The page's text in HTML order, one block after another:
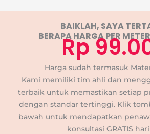
BAIKLAH, SAYA
BERAPA HARGA PER
Rp
Harga sudah termasuk
Kami memiliki tim ahli dan
terbaik untuk memastikan setiap
dengan standar tertinggi. Klik
bawah untuk mendapatkan
konsultasi GRATIS